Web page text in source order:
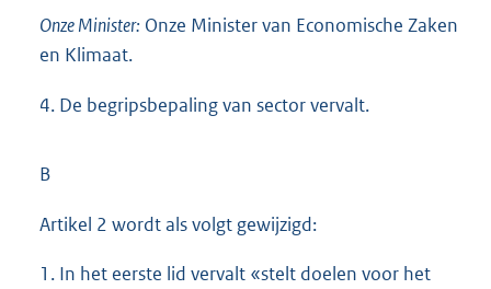
Onze Minister: Onze Minister van Economische Zaken
en Klimaat.
4. De begripsbepaling van sector vervalt.
B
Artikel 2 wordt als volgt gewijzigd:
1. In het eerste lid vervalt «stelt doelen voor het